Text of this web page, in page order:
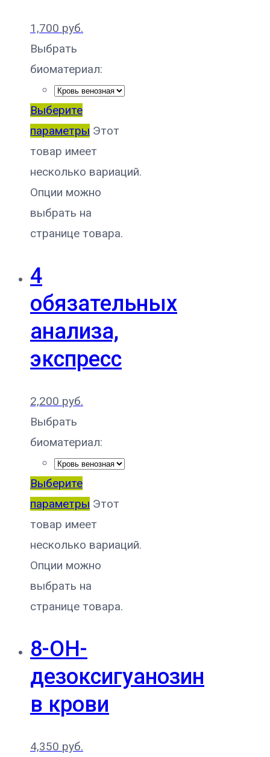
1,700 руб.
Выбрать
биоматериал:
Выберите
параметры Этот
товар имеет
несколько вариаций.
Опции можно
выбрать на
странице товара.
4
обязательных
анализа,
экспресс
2,200 руб.
Выбрать
биоматериал:
Выберите
параметры Этот
товар имеет
несколько вариаций.
Опции можно
выбрать на
странице товара.
8-ОН-
дезоксигуанозин
в крови
4,350 руб.